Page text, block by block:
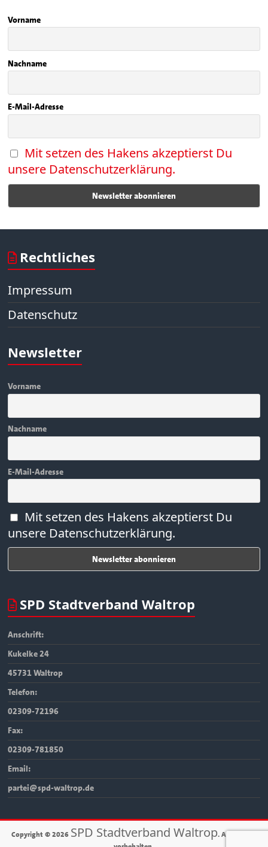
Vorname
Nachname
E-Mail-Adresse
Mit setzen des Hakens akzeptierst Du
unsere Datenschutzerklärung.
Rechtliches
Impressum
Datenschutz
Newsletter
Vorname
Nachname
E-Mail-Adresse
Mit setzen des Hakens akzeptierst Du
unsere Datenschutzerklärung.
SPD Stadtverband Waltrop
Anschrift:
Kukelke 24
45731 Waltrop
Telefon:
02309-72196
Fax:
02309-781850
Email:
partei@spd-waltrop.de
Copyright © 2026 SPD Stadtverband Waltrop. Alle Rechte